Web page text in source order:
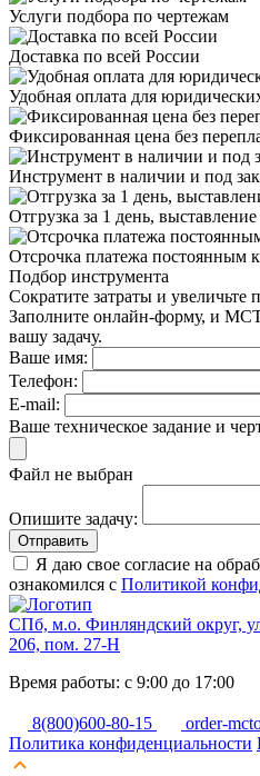
Услуги подбора по чертежам
Доставка по всей России
Удобная оплата для
Фиксированная цена без
Инструмент в наличии и под
Отгрузка за 1 день, выставление
Отсрочка платежа постоянным
Подбор инструмента
Сократите затраты и увеличьте
Заполните онлайн-форму, и
вашу задачу.
Ваше имя:
Телефон:
E-mail:
Ваше техническое задание и
Файл не выбран
Опишите задачу:
Отправить
Я даю свое согласие на
ознакомился с Политикой
СПб, м.о. Финляндский округ,
206, пом. 27-Н
Время работы: с 9:00 до 17:00
8(800)600-80-15
order-
Политика конфиденциальности